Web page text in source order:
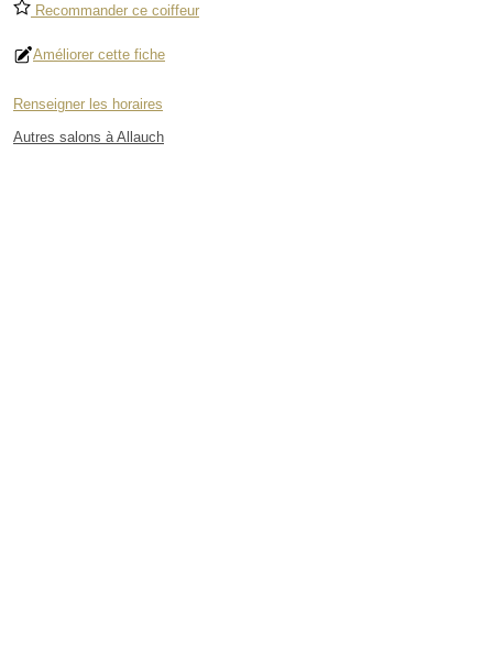
Recommander ce coiffeur
Améliorer cette fiche
Renseigner les horaires
Autres salons à Allauch